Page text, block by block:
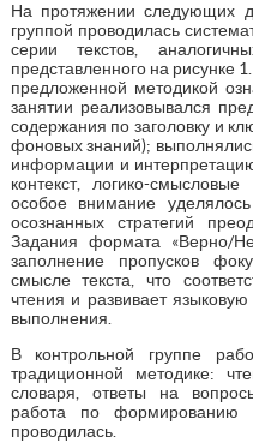
На протяжении следующих
группой проводилась
серии текстов,
представленного на рисунке
предложенной методикой
занятии реализовывался
содержания по заголовку и
фоновых знаний);
информации и
контекст, логико-
особое внимание
осознанных стратегий
Задания формата «Верно/
заполнение пропусков
смысле текста, что
чтения и развивает
выполнения.
В контрольной группе
традиционной методике:
словаря, ответы на
работа по формированию
проводилась.